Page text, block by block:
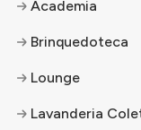
Academia
Brinquedoteca
Lounge
Lavanderia